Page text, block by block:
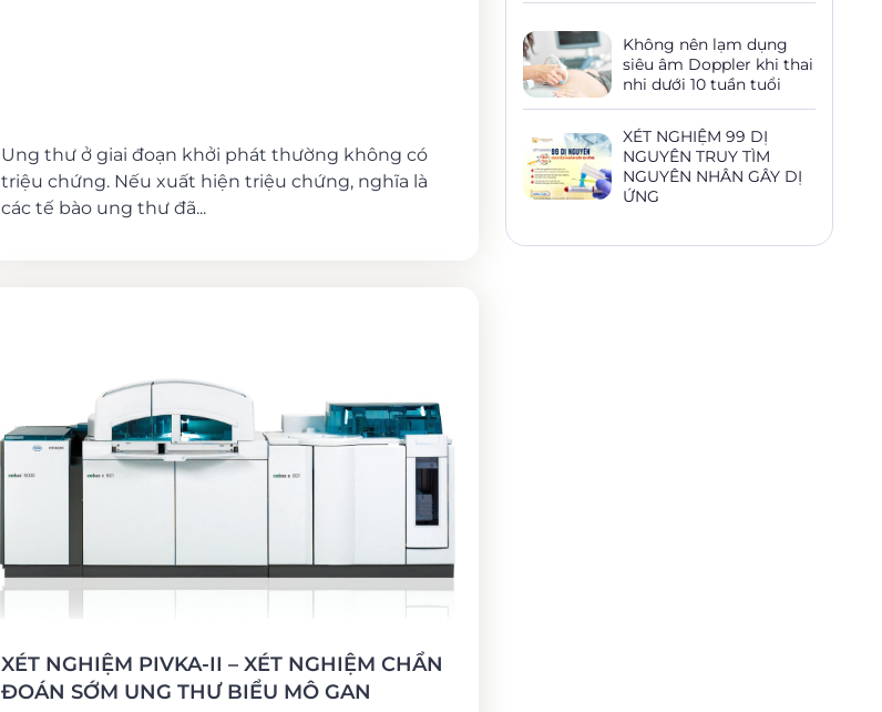
Ung thư ở giai đoạn khởi phát thường không có
triệu chứng. Nếu xuất hiện triệu chứng, nghĩa là
các tế bào ung thư đã...
XÉT NGHIỆM PIVKA-II – XÉT NGHIỆM CHẨN
ĐOÁN SỚM UNG THƯ BIỂU MÔ GAN
Không nên lạm dụng
siêu âm Doppler khi thai
nhi dưới 10 tuần tuổi
XÉT NGHIỆM 99 DỊ
NGUYÊN TRUY TÌM
NGUYÊN NHÂN GÂY DỊ
ỨNG